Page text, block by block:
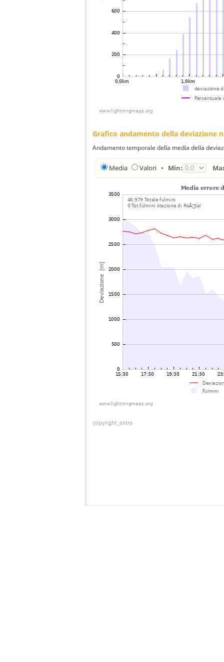
Grafico andamento della deviazione
Andamento temporale della media della
Media Valori • Min:
copyright_extra